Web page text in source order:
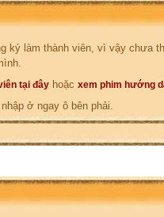
ký làm thành viên, vì vậy chưa
tại đây hoặc xem phim hướng
ở ngay ô bên phải.